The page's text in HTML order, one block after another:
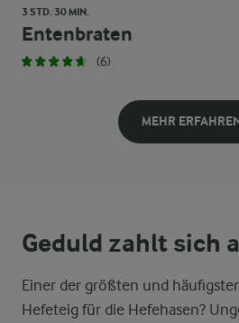
3 STD. 30 MIN.
Entenbraten
(6)
MEHR
Geduld zahlt sich
Einer der größten und
Hefeteig für die Hefehasen?